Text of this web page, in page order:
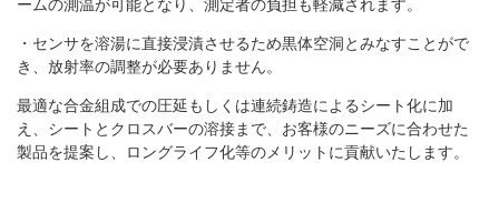
ームの測温が可能となり、測定者の負担も軽減されます。
・センサを溶湯に直接浸漬させるため黒体空洞とみなすことがで
き、放射率の調整が必要ありません。
最適な合金組成での圧延もしくは連続鋳造によるシート化に加
え、シートとクロスバーの溶接まで、お客様のニーズに合わせた
製品を提案し、ロングライフ化等のメリットに貢献いたします。